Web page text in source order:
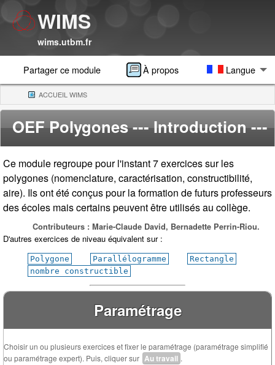
WIMS
wims.utbm.fr
Partager ce module À propos Langue
ACCUEIL WIMS(CURRENT)
OEF Polygones--- Introduction ---
Ce module regroupe pour l'instant 7 exercices sur les
polygones (nomenclature, caractérisation, constructibilité,
aire). Ils ont été conçus pour la formation de futurs professeurs
des écoles mais certains peuvent être utilisés au collège.
Contributeurs : Marie-Claude David, Bernadette Perrin-Riou.
D'autres exercices de niveau équivalent sur :
Polygone Parallélogramme
Rectangle
nombre constructible
Paramétrage
Choisir un ou plusieurs exercices et fixer le paramétrage (paramétrage simplifié
ou paramétrage expert). Puis, cliquer sur Au travail .